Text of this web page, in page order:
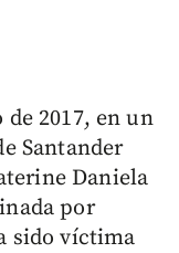
2017, en un
Santander
Daniela
por
sido víctima